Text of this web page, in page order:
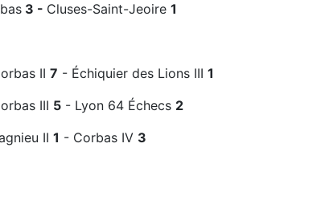
3 - Cluses-Saint-Jeoire 1
II 7 - Échiquier des Lions III 1
III 5 - Lyon 64 Échecs 2
II 1 - Corbas IV 3